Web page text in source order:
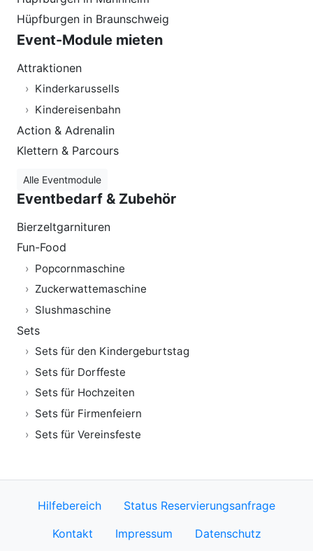
Hüpfburgen in Braunschweig
Event-Module mieten
Attraktionen
Kinderkarussells
Kindereisenbahn
Action & Adrenalin
Klettern & Parcours
Alle Eventmodule
Eventbedarf & Zubehör
Bierzeltgarnituren
Fun-Food
Popcornmaschine
Zuckerwattemaschine
Slushmaschine
Sets
Sets für den Kindergeburtstag
Sets für Dorffeste
Sets für Hochzeiten
Sets für Firmenfeiern
Sets für Vereinsfeste
Hilfebereich
Status Reservierungsanfrage
Kontakt
Impressum Datenschutz